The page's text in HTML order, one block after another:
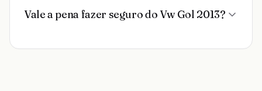
Vale a pena fazer seguro do Vw Gol 2013?